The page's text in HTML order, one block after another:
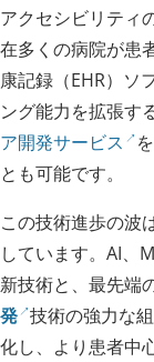
アクセシビリティ
在多くの病院が患
康記録（EHR）ソ
ング能力を拡張す
ア開発サービス
とも可能です。
この技術進歩の波
しています。AI、
新技術と、最先端
発 技術の強力な
化し、より患者中